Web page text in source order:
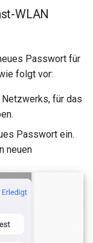
WLAN
Passwort für
folgt vor:
für das
Passwort ein.
neuen